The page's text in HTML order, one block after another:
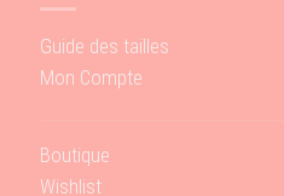
Guide des tailles
Mon Compte
Boutique
Wishlist